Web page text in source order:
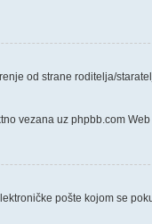
od strane roditelja/
vezana uz phpbb.com
pošte kojom se